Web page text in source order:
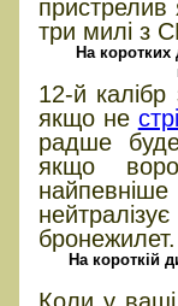
пристрелив
три милі з
На коротких
12-й калібр
якщо не
радше
якщо
бронежилет.
На короткій